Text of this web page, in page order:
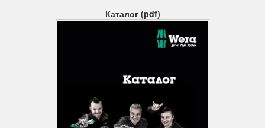
при цьому довгий робочий кінець служить в якості важеля.
Завдяки положенню руки, при якому вісь викрутки є
Захист від корозії і точність при закручуванні
За рахунок спеціальної обробки поверхні інструменти
набувають високий захист від корозії. Одночасно
забезпечується оптимальна точність при закручуванні.
Каталог (pdf)